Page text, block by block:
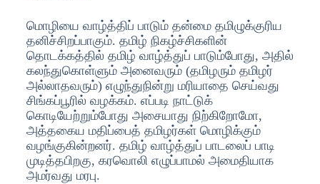
மொழியை வாழ்த்திப் பாடும் தன்மை தமிழுக்குரிய
தனிச்சிறப்பாகும். தமிழ் நிகழ்ச்சிகளின்
தொடக்கத்தில் தமிழ் வாழ்த்துப் பாடும்போது, அதில்
கலந்துகொள்ளும் அனைவரும் (தமிழரும் தமிழர்
அல்லாதவரும்) எழுந்துநின்று மரியாதை செய்வது
சிங்கப்பூரில் வழக்கம். எப்படி நாட்டுக்
கொடியேற்றும்போது அசையாது நிற்கிறோமோ,
அத்தகைய மதிப்பைத் தமிழர்கள் மொழிக்கும்
வழங்குகின்றனர். தமிழ் வாழ்த்துப் பாடலைப் பாடி
முடித்தபிறகு, கரவொலி எழுப்பாமல் அமைதியாக
அமர்வது மரபு.